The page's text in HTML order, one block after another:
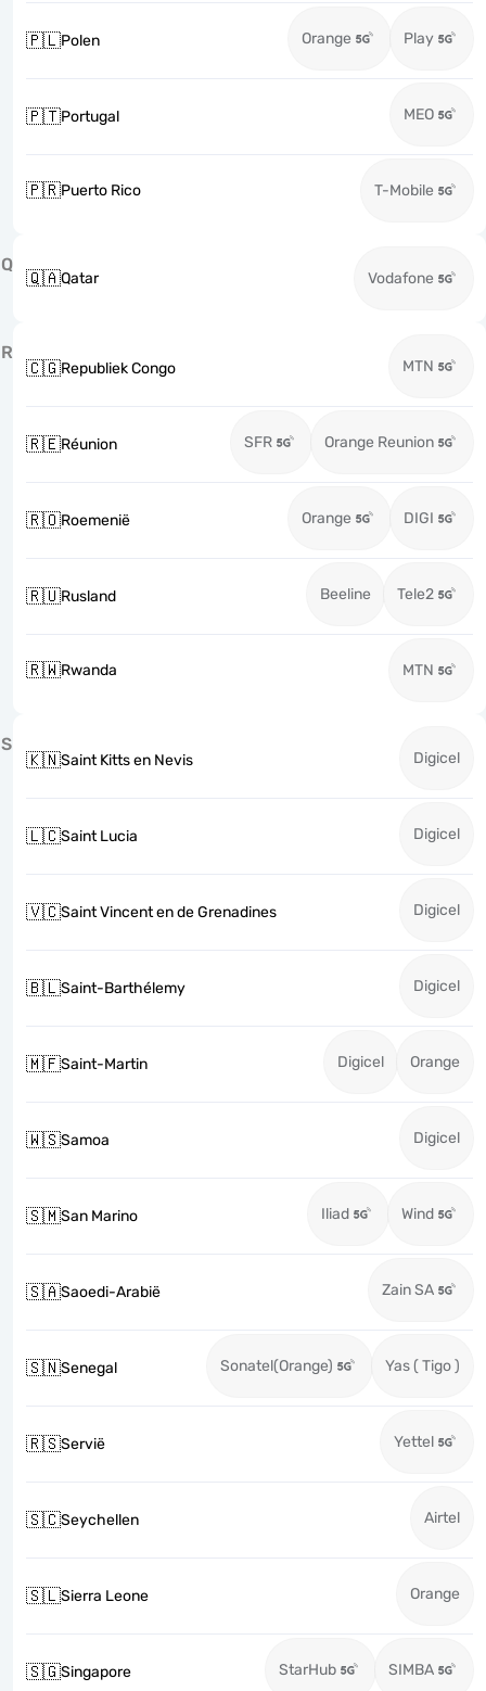
🇵🇱Polen Orange Play
🇵🇹Portugal MEO
🇵🇷Puerto Rico T-Mobile
Q
🇶🇦Qatar Vodafone
R
🇨🇬Republiek Congo MTN
🇷🇪Réunion SFR Orange Reunion
🇷🇴Roemenië Orange DIGI
🇷🇺Rusland Beeline Tele2
🇷🇼Rwanda MTN
S
🇰🇳Saint Kitts en Nevis Digicel
🇱🇨Saint Lucia Digicel
🇻🇨Saint Vincent en de Grenadines Digicel
🇧🇱Saint-Barthélemy Digicel
🇲🇫Saint-Martin Digicel Orange
🇼🇸Samoa Digicel
🇸🇲San Marino Iliad Wind
🇸🇦Saoedi-Arabië Zain SA
🇸🇳Senegal Sonatel(Orange) Yas ( Tigo )
🇷🇸Servië Yettel
🇸🇨Seychellen Airtel
🇸🇱Sierra Leone Orange
🇸🇬Singapore StarHub SIMBA